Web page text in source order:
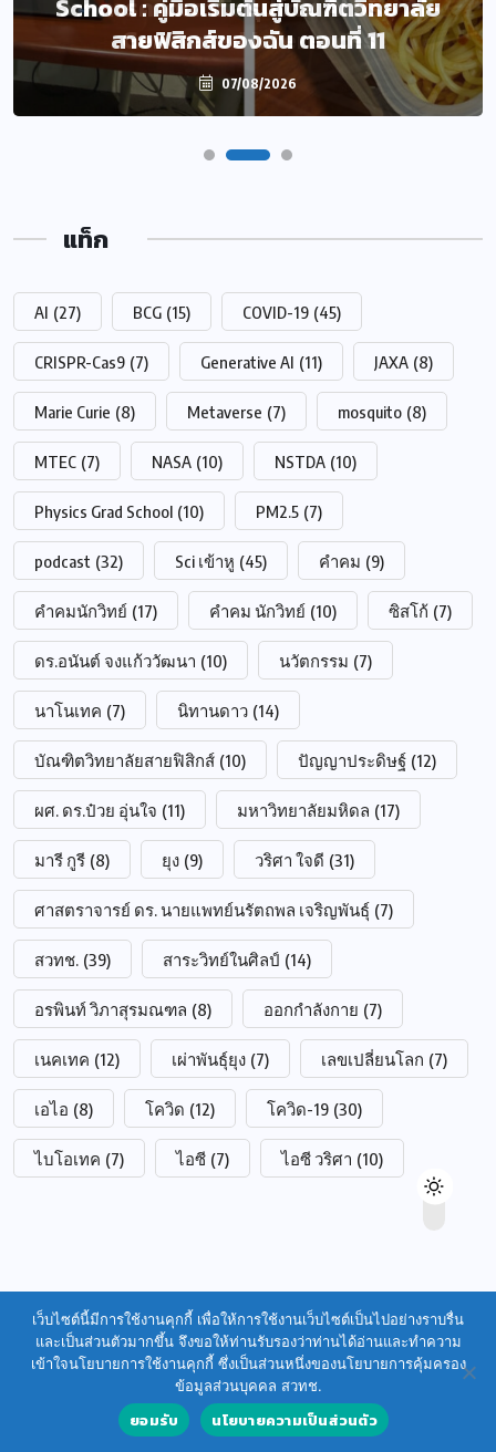
จากการคาดเดาที่สรุปโดย AI หรือ AI-
Generated Inferences
07/08/2026
School : คู่มือเริ่มต้นสู่บัณฑิตวิทยาลัย
สายฟิสิกส์ของฉัน ตอนที่ 11
07/08/2026
แท็ก
AI (27) BCG (15) COVID-19 (45)
CRISPR-Cas9 (7) Generative AI (11) JAXA (8)
Marie Curie (8) Metaverse (7) mosquito (8)
MTEC (7) NASA (10) NSTDA (10)
Physics Grad School (10) PM2.5 (7)
podcast (32) Sci เข้าหู (45) คำคม (9)
คำคมนักวิทย์ (17) คำคม นักวิทย์ (10) ซิสโก้ (7)
ดร.อนันต์ จงแก้ววัฒนา (10) นวัตกรรม (7)
นาโนเทค (7) นิทานดาว (14)
บัณฑิตวิทยาลัยสายฟิสิกส์ (10) ปัญญาประดิษฐ์ (12)
ผศ. ดร.ป๋วย อุ่นใจ (11) มหาวิทยาลัยมหิดล (17)
มารี กูรี (8) ยุง (9) วริศา ใจดี (31)
ศาสตราจารย์ ดร. นายแพทย์นรัตถพล เจริญพันธุ์ (7)
สวทช. (39) สาระวิทย์ในศิลป์ (14)
อรพินท์ วิภาสุรมณฑล (8) ออกกำลังกาย (7)
เนคเทค (12) เผ่าพันธุ์ยุง (7) เลขเปลี่ยนโลก (7)
เอไอ (8) โควิด (12) โควิด-19 (30)
ไบโอเทค (7) ไอซี (7) ไอซี วริศา (10)
เว็บไซต์นี้มีการใช้งานคุกกี้ เพื่อให้การใช้งานเว็บไซต์เป็นไปอย่างราบรื่น
และเป็นส่วนตัวมากขึ้น จึงขอให้ท่านรับรองว่าท่านได้อ่านและทำความ
เข้าใจนโยบายการใช้งานคุกกี้ ซึ่งเป็นส่วนหนึ่งของนโยบายการคุ้มครอง
ข้อมูลส่วนบุคคล สวทช.
ยอมรับ นโยบายความเป็นส่วนตัว